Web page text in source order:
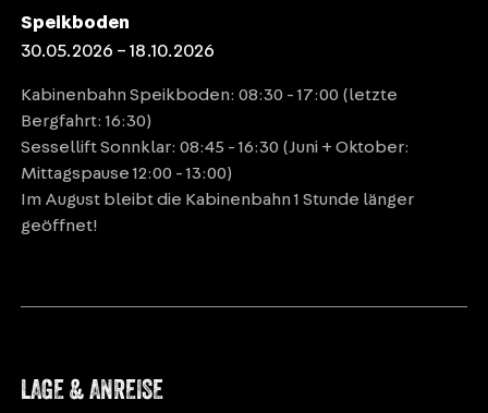
Speikboden
30.05.2026 – 18.10.2026
Kabinenbahn Speikboden: 08:30 - 17:00 (letzte
Bergfahrt: 16:30)
Sessellift Sonnklar: 08:45 - 16:30 (Juni + Oktober:
Mittagspause 12:00 - 13:00)
Im August bleibt die Kabinenbahn 1 Stunde länger
geöffnet!
LAGE & ANREISE